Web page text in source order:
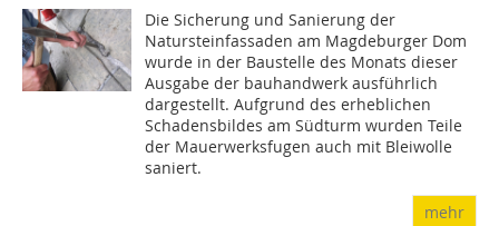
Die Sicherung und Sanierung der
Natursteinfassaden am Magdeburger Dom
wurde in der Baustelle des Monats dieser
Ausgabe der bauhandwerk ausführlich
dargestellt. Aufgrund des erheblichen
Schadensbildes am Südturm wurden Teile
der Mauerwerksfugen auch mit Bleiwolle
saniert.
mehr